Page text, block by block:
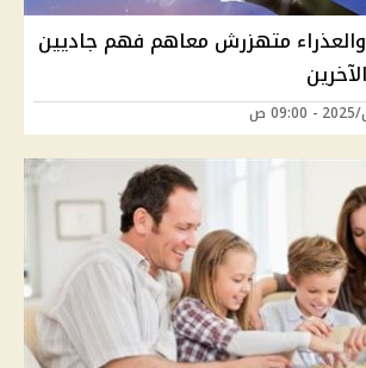
متهزرش معاهم فهم جاديين